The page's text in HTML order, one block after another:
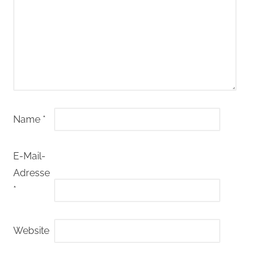
Name *
E-Mail-
Adresse
*
Website